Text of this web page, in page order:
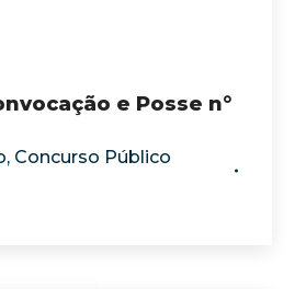
e Posse n°
, Concurso Público